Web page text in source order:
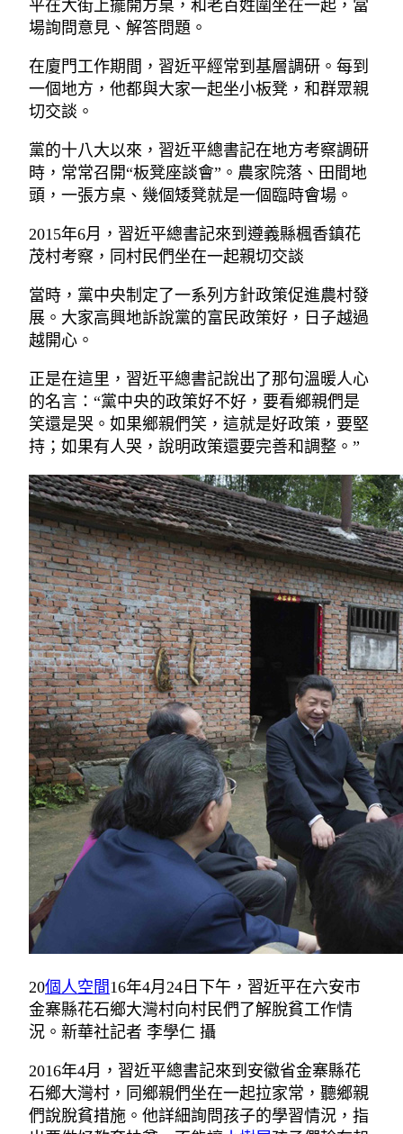
平在大街上擺開方桌，和老百姓圍坐在一起，當
場詢問意見、解答問題。
在廈門工作期間，習近平經常到基層調研。每到
一個地方，他都與大家一起坐小板凳，和群眾親
切交談。
黨的十八大以來，習近平總書記在地方考察調研
時，常常召開“板凳座談會”。農家院落、田間地
頭，一張方桌、幾個矮凳就是一個臨時會場。
2015年6月，習近平總書記來到遵義縣楓香鎮花
茂村考察，同村民們坐在一起親切交談
當時，黨中央制定了一系列方針政策促進農村發
展。大家高興地訴說黨的富民政策好，日子越過
越開心。
正是在這里，習近平總書記說出了那句溫暖人心
的名言：“黨中央的政策好不好，要看鄉親們是
笑還是哭。如果鄉親們笑，這就是好政策，要堅
持；如果有人哭，說明政策還要完善和調整。”
20個人空間16年4月24日下午，習近平在六安市
金寨縣花石鄉大灣村向村民們了解脫貧工作情
況。新華社記者 李學仁 攝
2016年4月，習近平總書記來到安徽省金寨縣花
石鄉大灣村，同鄉親們坐在一起拉家常，聽鄉親
們說脫貧措施。他詳細詢問孩子的學習情況，指